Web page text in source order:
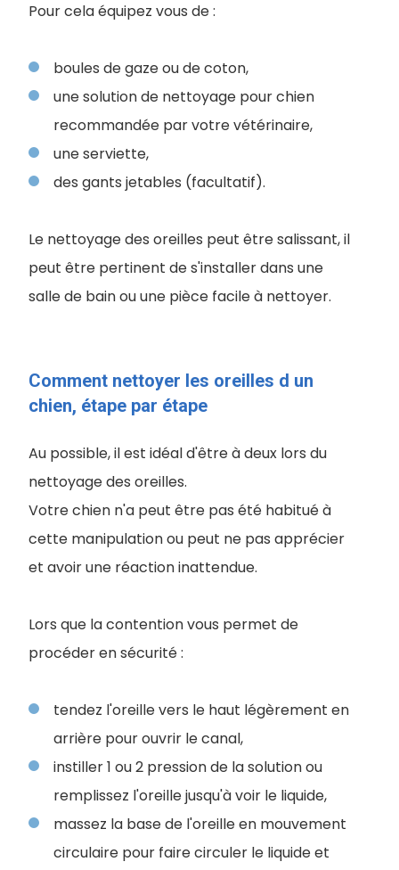
Pour cela équipez vous de :
boules de gaze ou de coton,
une solution de nettoyage pour chien
recommandée par votre vétérinaire,
une serviette,
des gants jetables (facultatif).
Le nettoyage des oreilles peut être salissant, il
peut être pertinent de s'installer dans une
salle de bain ou une pièce facile à nettoyer.
Comment nettoyer les oreilles d un
chien, étape par étape
Au possible, il est idéal d'être à deux lors du
nettoyage des oreilles.
Votre chien n'a peut être pas été habitué à
cette manipulation ou peut ne pas apprécier
et avoir une réaction inattendue.
Lors que la contention vous permet de
procéder en sécurité :
tendez l'oreille vers le haut légèrement en
arrière pour ouvrir le canal,
instiller 1 ou 2 pression de la solution ou
remplissez l'oreille jusqu'à voir le liquide,
massez la base de l'oreille en mouvement
circulaire pour faire circuler le liquide et